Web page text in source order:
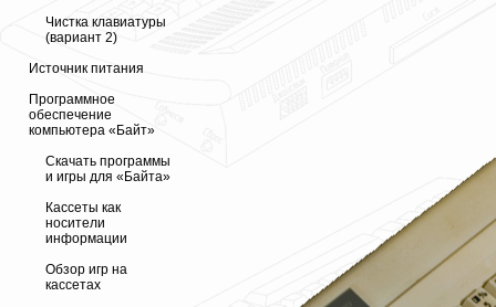
Чистка клавиатуры
(вариант 2)
Источник питания
Программное
обеспечение
компьютера «Байт»
Скачать программы
и игры для «Байта»
Кассеты как
носители
информации
Обзор игр на
кассетах